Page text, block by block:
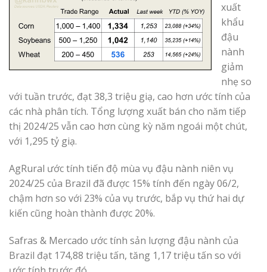
xuất
khẩu
đậu
nành
giảm
nhẹ so
với tuần trước, đạt 38,3 triệu giạ, cao hơn ước tính của
các nhà phân tích. Tổng lượng xuất bán cho năm tiếp
thị 2024/25 vẫn cao hơn cùng kỳ năm ngoái một chút,
với 1,295 tỷ giạ.
AgRural ước tính tiến độ mùa vụ đậu nành niên vụ
2024/25 của Brazil đã được 15% tính đến ngày 06/2,
chậm hơn so với 23% của vụ trước, bắp vụ thứ hai dự
kiến cũng hoàn thành được 20%.
Safras & Mercado ước tính sản lượng đậu nành của
Brazil đạt 174,88 triệu tấn, tăng 1,17 triệu tấn so với